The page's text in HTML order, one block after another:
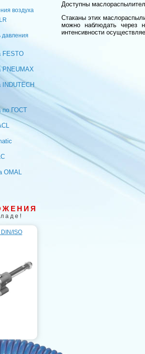
воздуха
давления
FESTO
PNEUMAX
INDUTECH
по ГОСТ
OMAL
ISO
Доступны
Стаканы этих
можно наблюдать через
интенсивности